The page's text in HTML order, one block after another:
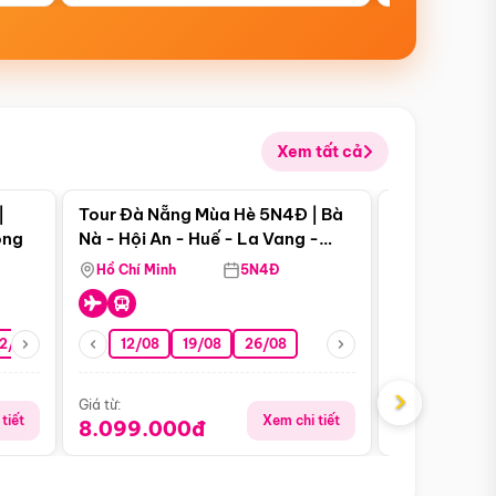
Xem tất cả
08 26/08 05/09 09/09 12/09
tiết
Điểm nổi bật
Tour Đà Nẵng Mùa Hè 5N4Đ | Bà
Nà - Hội An - Huế - La Vang -
Động Thiên Đường
Hồ Chí Minh 5N4Đ
12/08 19/08 26/08
Giá từ:
8.099.000đ Xem chi tiết
Giá từ:
›